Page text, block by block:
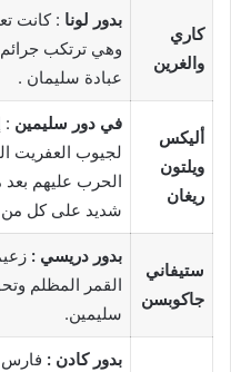
كاري
والغرين
بدور لونا : كانت
وهي ترتكب
عبادة سليمان .
أليكس
ويلتون
ريغان
في دور سليمين :
لجيوب العفريت
الحرب عليهم بعد
شديد على كل من
ستيفاني
جاكوبسن
بدور دريسي :
القمر المظلم
سليمين.
بدور كادن : فارس